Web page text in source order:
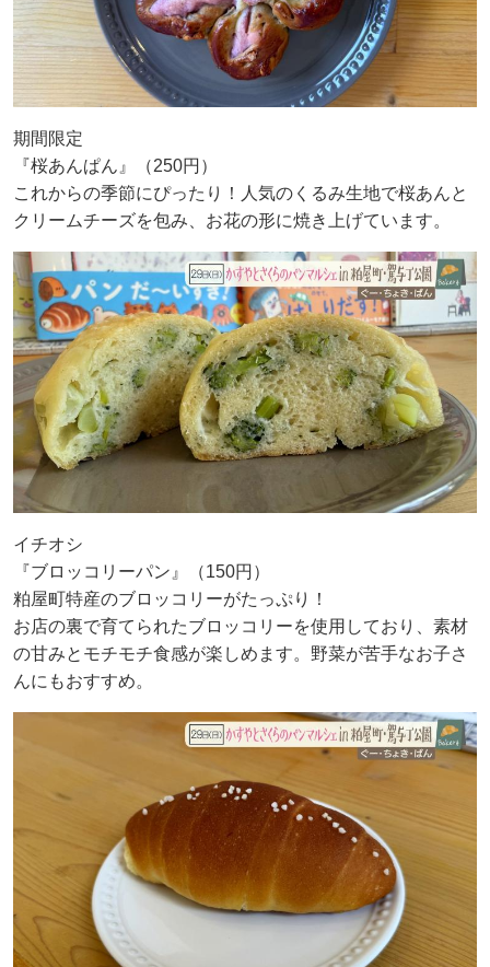
期間限定
『桜あんぱん』（250円）
これからの季節にぴったり！人気のくるみ生地で桜あんと
クリームチーズを包み、お花の形に焼き上げています。
イチオシ
『ブロッコリーパン』（150円）
粕屋町特産のブロッコリーがたっぷり！
お店の裏で育てられたブロッコリーを使用しており、素材
の甘みとモチモチ食感が楽しめます。野菜が苦手なお子さ
んにもおすすめ。